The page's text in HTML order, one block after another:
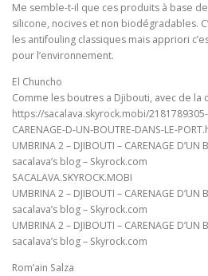
Me semble-t-il que ces produits à base
silicone, nocives et non biodégradables.
les antifouling classiques mais appriori
pour l’environnement.
El Chuncho
Comme les boutres a Djibouti, avec de la
https://sacalava.skyrock.mobi/2181789305-
CARENAGE-D-UN-BOUTRE-DANS-LE-
UMBRINA 2 – DJIBOUTI – CARENAGE D’UN
sacalava’s blog – Skyrock.com
SACALAVA.SKYROCK.MOBI
UMBRINA 2 – DJIBOUTI – CARENAGE D’UN
sacalava’s blog – Skyrock.com
UMBRINA 2 – DJIBOUTI – CARENAGE D’UN
sacalava’s blog – Skyrock.com
Rom’ain Salza